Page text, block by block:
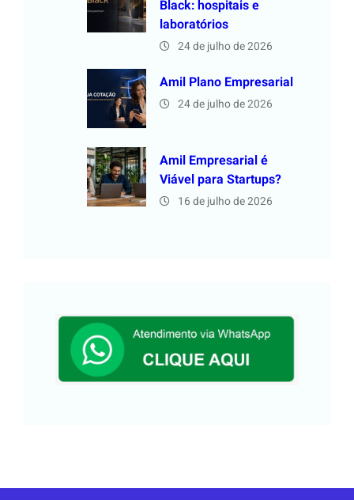
Black: hospitais e
laboratórios
24 de julho de 2026
Amil Plano Empresarial
24 de julho de 2026
Amil Empresarial é
Viável para Startups?
16 de julho de 2026